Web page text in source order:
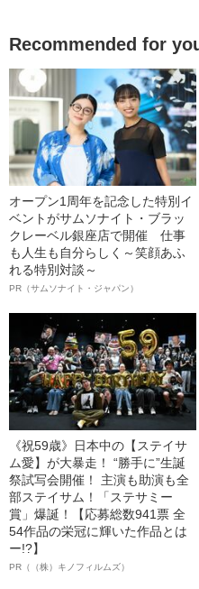
Recommended for
オープン1周年を記念した特別イ
ベントがサムソナイト・ブラッ
クレーベル銀座店で開催 仕事
も人生も自分らしく～笑顔あふ
れる特別対談～
PR（サムソナイト・ジャパン）
《祝59歳》日本中の【ステイサ
ム愛】が大暴走！ “勝手に”生誕
祭試写会開催！ 主演も助演も全
部ステイサム！「ステサミー
賞」爆誕！【応募総数941票 全
54作品の栄冠に輝いた作品とは
ー!?】
PR（（株）キノフィルムズ）